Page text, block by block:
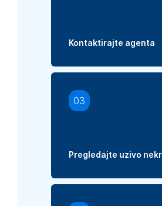
Kontaktirajte agenta
03
Pregledajte uzivo